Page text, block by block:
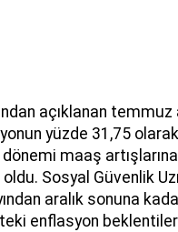
açıklanan temmuz
yüzde 31,75
maaş
Sosyal Güvenlik
aralık sonuna
enflasyon